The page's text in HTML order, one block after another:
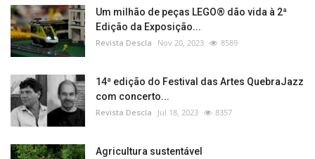
Um milhão de peças LEGO® dão vida à 2ª
Edição da Exposição...
Revista Descla Nov 20, 2023 8589
14ª edição do Festival das Artes QuebraJazz
com concerto...
Revista Descla Jul 18, 2023 8357
Agricultura sustentável